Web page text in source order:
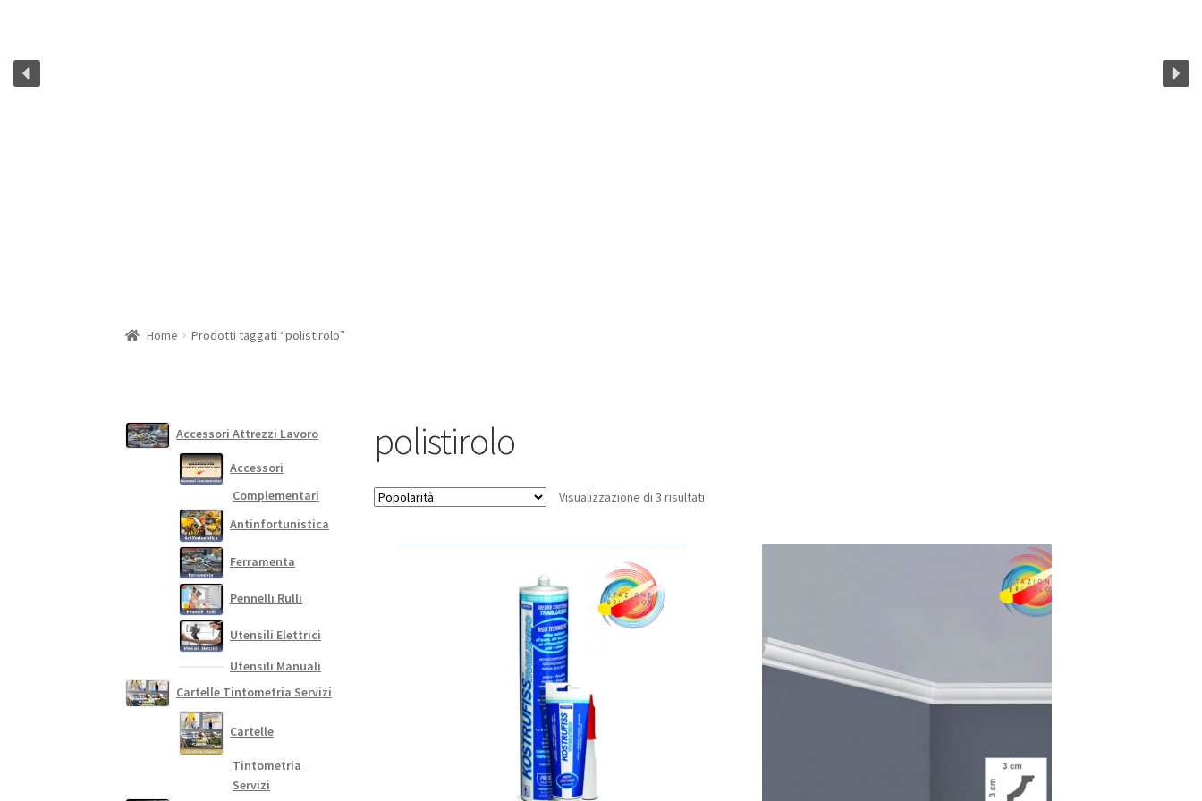
Home Prodotti taggati “polistirolo”
polistirolo
Visualizzazione di 3 risultatiPopolarità
Accessori Attrezzi Lavoro
Accessori
Complementari
Antinfortunistica
Ferramenta
Pennelli Rulli
Utensili Elettrici
Utensili Manuali
Cartelle Tintometria Servizi
Cartelle
Tintometria
Servizi